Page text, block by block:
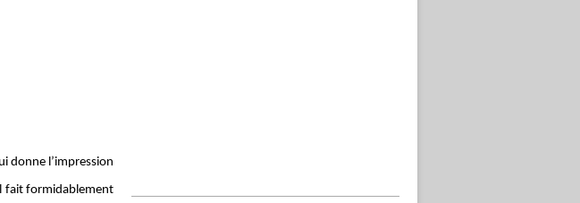
donne l’impression
fait formidablement